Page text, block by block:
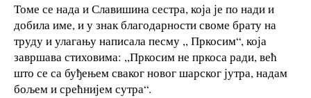
Томе се нада и Славишина сестра, која је по нади и
добила име, и у знак благодарности своме брату на
труду и улагању написала песму ,, Пркосим“, која
завршава стиховима: ,,Пркосим не пркоса ради, већ
што се са буђењем сваког новог шарског јутра, надам
бољем и срећнијем сутра“.